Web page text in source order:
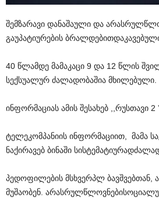
შემზარავი დანაშაული და
გაუპატიურების ბრალდებით
40 წლამდე მამაკაცი 9 და 12 წლის
სექსუალურ ძალადობაშია მხილებული.
ინფორმაციას ამის შესახებ ,,რუსთავი 2
ტელეკომპანიის ინფორმაციით, მამა
ნაქირავებ ბინაში სისტემატიურად
პედოფილების მსხვერპლ ბავშვებთან,
მუშაობენ. არასრულწლოვნები